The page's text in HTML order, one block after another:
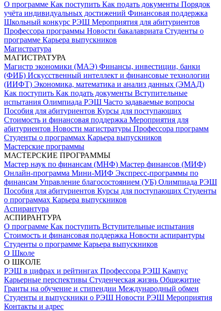
О программе Как поступить Как подать документы Порядок
учёта индивидуальных достижений Финансовая поддержка
Школьный конкурс РЭШ Мероприятия для абитуриентов
Профессора программы Новости бакалавриата Студенты о
программе Карьера выпускников
Магистратура
МАГИСТРАТУРА
Магистр экономики (МАЭ) Финансы, инвестиции, банки
(ФИБ) Искусственный интеллект и финансовые технологии
(ИИФТ) Экономика, математика и анализ данных (ЭМАД)
Как поступить Как подать документы Вступительные
испытания Олимпиада РЭШ Часто задаваемые вопросы
Пособия для абитуриентов Курсы для поступающих
Стоимость и финансовая поддержка Мероприятия для
абитуриентов Новости магистратуры Профессора программ
Студенты о программах Карьера выпускников
Мастерские программы
МАСТЕРСКИЕ ПРОГРАММЫ
Мастер наук по финансам (МНФ) Мастер финансов (МИФ)
Онлайн-программа Мини-МИФ Экспресс-программы по
финансам Управление благосостоянием (УБ) Олимпиада РЭШ
Пособия для абитуриентов Курсы для поступающих Студенты
о программах Карьера выпускников
Аспирантура
АСПИРАНТУРА
О программе Как поступить Вступительные испытания
Стоимость и финансовая поддержка Новости аспирантуры
Студенты о программе Карьера выпускников
О Школе
О ШКОЛЕ
РЭШ в цифрах и рейтингах Профессора РЭШ Кампус
Карьерные перспективы Студенческая жизнь Общежитие
Гранты на обучение и стипендии Международный обмен
Студенты и выпускники о РЭШ Новости РЭШ Мероприятия
Контакты и адрес